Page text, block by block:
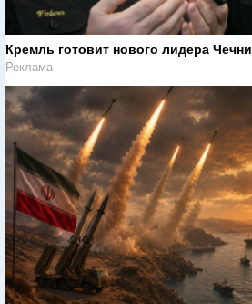
Кремль готовит нового лидера Чечни
Реклама